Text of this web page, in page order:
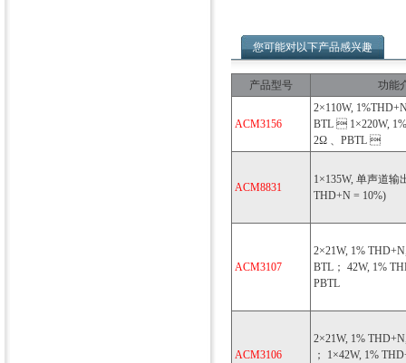
您可能对以下产品感兴趣
产品型号 功能
ACM3156
2×110W,
BTL  1×220W,
2Ω 、PBTL 
ACM8831
1×135W, 单声道输
THD+N = 10%)
ACM3107
2×21W, 1%
BTL； 42W, 1%
PBTL
ACM3106
2×21W, 1%
； 1×42W, 1%